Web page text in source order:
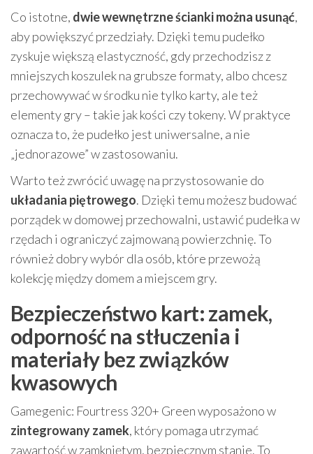
Co istotne, dwie wewnętrzne ścianki można usunąć,
aby powiększyć przedziały. Dzięki temu pudełko
zyskuje większą elastyczność, gdy przechodzisz z
mniejszych koszulek na grubsze formaty, albo chcesz
przechowywać w środku nie tylko karty, ale też
elementy gry – takie jak kości czy tokeny. W praktyce
oznacza to, że pudełko jest uniwersalne, a nie
„jednorazowe” w zastosowaniu.
Warto też zwrócić uwagę na przystosowanie do
układania piętrowego. Dzięki temu możesz budować
porządek w domowej przechowalni, ustawić pudełka w
rzędach i ograniczyć zajmowaną powierzchnię. To
również dobry wybór dla osób, które przewożą
kolekcję między domem a miejscem gry.
Bezpieczeństwo kart: zamek,
odporność na stłuczenia i
materiały bez związków
kwasowych
Gamegenic: Fourtress 320+ Green wyposażono w
zintegrowany zamek, który pomaga utrzymać
zawartość w zamkniętym, bezpiecznym stanie. To